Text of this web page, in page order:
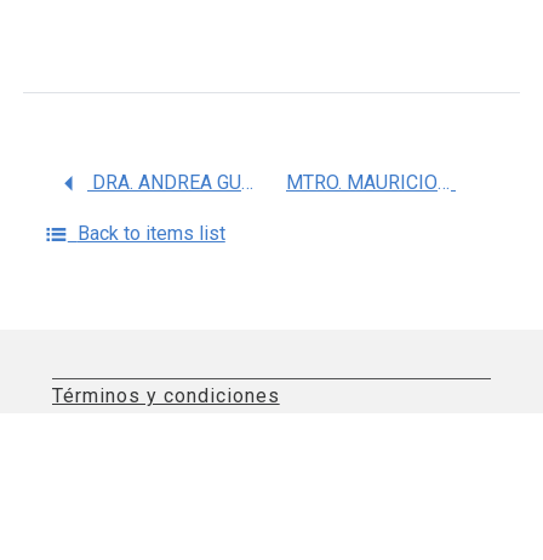
DRA. ANDREA GUADALUPE OLMOS ORTIZ MTRO. MAURICIO OSORIO CABALLERO
Back to items list
Términos y condiciones